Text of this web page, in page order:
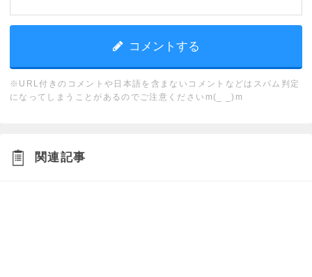
※URL付きのコメントや日本語を含まないコメントなどはスパム判定
になってしまうことがあるのでご注意くださいm(_ _)m
関連記事